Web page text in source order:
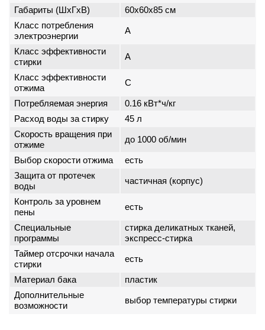
Габариты (ШxГxВ)
60x60x85 см
Класс потребления
электроэнергии
A
Класс эффективности
стирки
A
Класс эффективности
отжима
C
Потребляемая энергия
0.16 кВт*ч/кг
Расход воды за стирку
45 л
Скорость вращения при
отжиме
до 1000 об/мин
Выбор скорости отжима
есть
Защита от протечек
воды
частичная (корпус)
Контроль за уровнем
пены
есть
Специальные
программы
стирка деликатных тканей,
экспресс-стирка
Таймер отсрочки начала
стирки
есть
Материал бака
пластик
Дополнительные
возможности
выбор температуры стирки